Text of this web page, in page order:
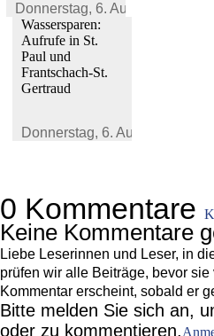
Donnerstag, 6. August 2026
Wassersparen:
Aufrufe in St.
Paul und
Frantschach-St.
Gertraud
Donnerstag, 6. August 2026
0 Kommentare
Keine Kommentare
Liebe Leserinnen und Leser, in
prüfen wir alle Beiträge, bevor
Kommentar erscheint, sobald er
Bitte melden Sie sich an,
oder zu kommentieren.